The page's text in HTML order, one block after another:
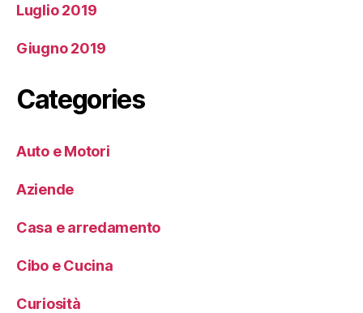
Luglio 2019
Giugno 2019
Categories
Auto e Motori
Aziende
Casa e arredamento
Cibo e Cucina
Curiosità